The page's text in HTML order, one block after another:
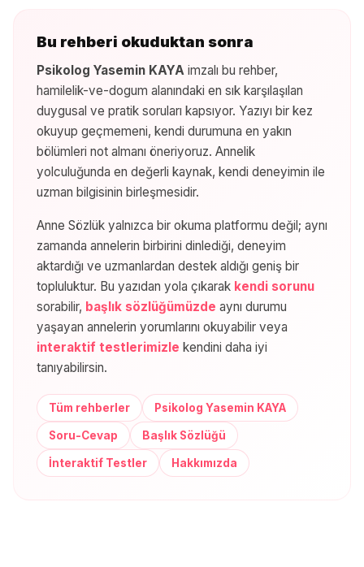
Bu rehberi okuduktan sonra
Psikolog Yasemin KAYA imzalı bu rehber,
hamilelik-ve-dogum alanındaki en sık karşılaşılan
duygusal ve pratik soruları kapsıyor. Yazıyı bir kez
okuyup geçmemeni, kendi durumuna en yakın
bölümleri not almanı öneriyoruz. Annelik
yolculuğunda en değerli kaynak, kendi deneyimin ile
uzman bilgisinin birleşmesidir.
Anne Sözlük yalnızca bir okuma platformu değil; aynı
zamanda annelerin birbirini dinlediği, deneyim
aktardığı ve uzmanlardan destek aldığı geniş bir
topluluktur. Bu yazıdan yola çıkarak kendi sorunu
sorabilir, başlık sözlüğümüzde aynı durumu
yaşayan annelerin yorumlarını okuyabilir veya
interaktif testlerimizle kendini daha iyi
tanıyabilirsin.
Tüm rehberler Psikolog Yasemin KAYA
Soru-Cevap Başlık Sözlüğü
İnteraktif Testler Hakkımızda